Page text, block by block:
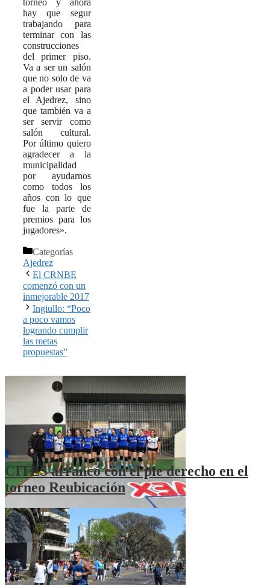
hay que segur
trabajando para
terminar con las
construcciones
del primer piso.
Va a ser un salón
que no solo de va
a poder usar para
el Ajedrez, sino
que también va a
ser servir como
salón cultural.
Por último quiero
agradecer a la
municipalidad
por ayudarnos
como todos los
años con lo que
fue la parte de
premios para los
jugadores».
Categorías
Ajedrez
El CRNBE
comenzó con un
inmejorable 2017
Ingiullo: “Poco
a poco vamos
logrando cumplir
las metas
propuestas”
CITES arrancó con el pie derecho en el
torneo Reubicación